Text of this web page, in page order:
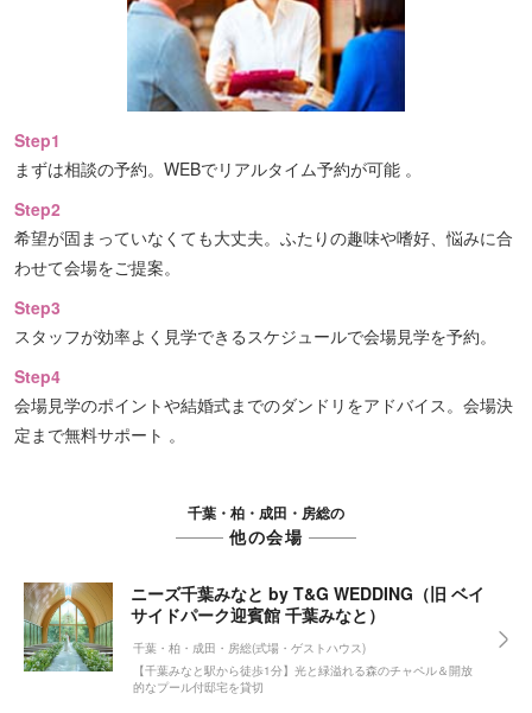
Step1
まずは相談の予約。WEBでリアルタイム予約が可能 。
Step2
希望が固まっていなくても大丈夫。ふたりの趣味や嗜好、悩みに合
わせて会場をご提案。
Step3
スタッフが効率よく見学できるスケジュールで会場見学を予約。
Step4
会場見学のポイントや結婚式までのダンドリをアドバイス。会場決
定まで無料サポート 。
千葉・柏・成田・房総の
他の会場
ニーズ千葉みなと by T&G WEDDING（旧 ベイ
サイドパーク迎賓館 千葉みなと）
千葉・柏・成田・房総(式場・ゲストハウス)
【千葉みなと駅から徒歩1分】光と緑溢れる森のチャペル＆開放
的なプール付邸宅を貸切